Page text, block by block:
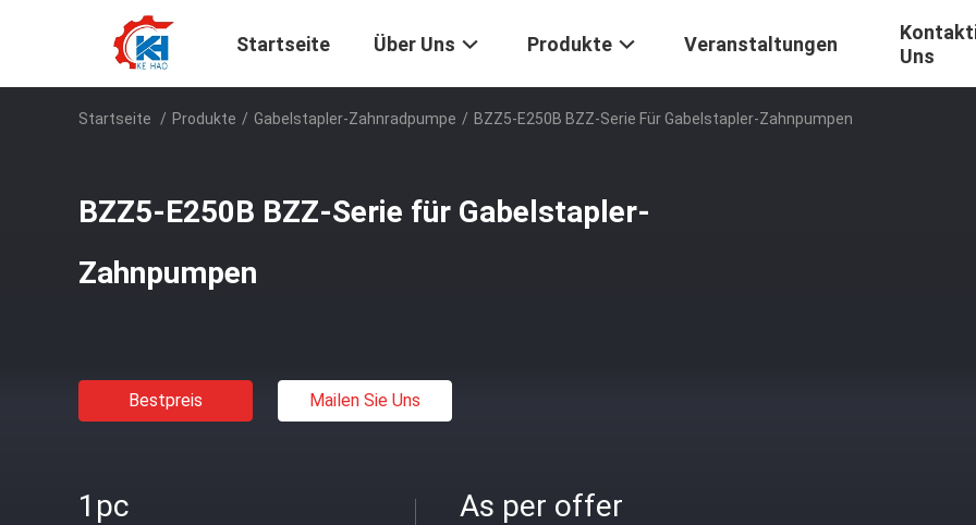
Startseite Über Uns Produkte Veranstaltungen
Uns
Startseite / Produkte / Gabelstapler-Zahnradpumpe / BZZ5-E250B BZZ-Serie Für Gabelstapler-Zahnpumpen
BZZ5-E250B BZZ-Serie für Gabelstapler-
Zahnpumpen
Bestpreis Mailen Sie Uns
1pc As per offer